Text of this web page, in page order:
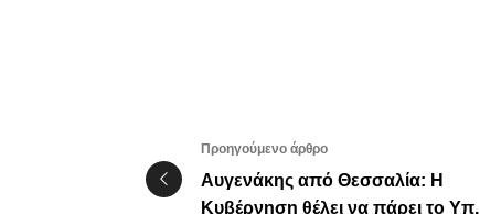
Προηγούμενο άρθρο
Αυγενάκης από Θεσσαλία: Η
Κυβέρνηση θέλει να πάρει το Υπ.